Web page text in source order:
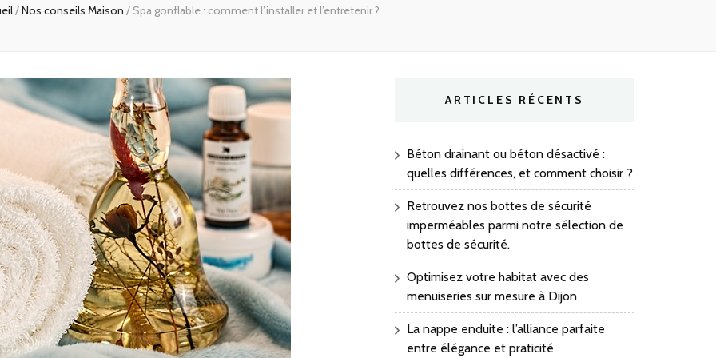
/Nos conseils Maison / Spa gonflable : comment l’installer et l’entretenir ?
ARTICLES RÉCENTS
Béton drainant ou béton désactivé :
quelles différences, et comment choisir ?
Retrouvez nos bottes de sécurité
imperméables parmi notre sélection de
bottes de sécurité.
Optimisez votre habitat avec des
menuiseries sur mesure à Dijon
La nappe enduite : l’alliance parfaite
entre élégance et praticité